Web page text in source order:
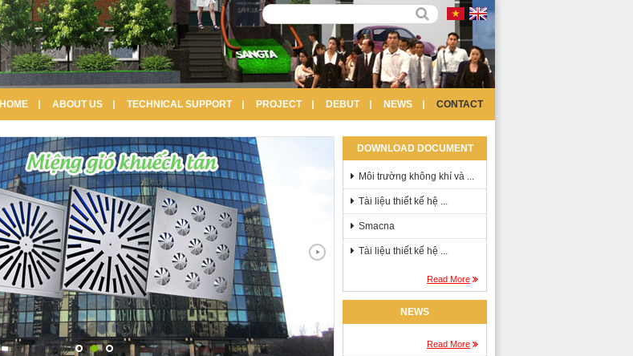
HOME ABOUT US TECHNICAL SUPPORT PROJECT DEBUT NEWS CONTACT
DOWNLOAD DOCUMENT
Môi trường không khí và ...
Tài liệu thiết kế hệ ...
Smacna
Tài liệu thiết kế hệ ...
Read More
NEWS
Read More